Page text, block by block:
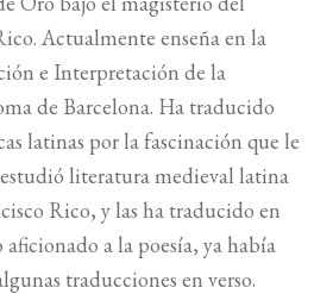
MI CUENTA
BUSCAR
LISTA DE LIBROS
Actualmente enseña en la
e Interpretación de la
de Barcelona. Ha traducido
latinas por la fascinación que le
literatura medieval latina
Rico, y las ha traducido en
a la poesía, ya había
traducciones en verso.